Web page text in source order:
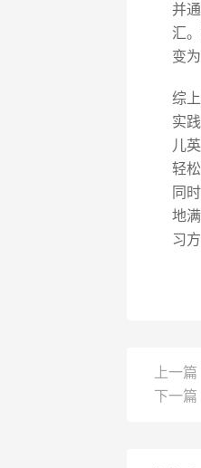
并
汇
变
综
实
儿
轻
同
地
习
上一篇
下一篇